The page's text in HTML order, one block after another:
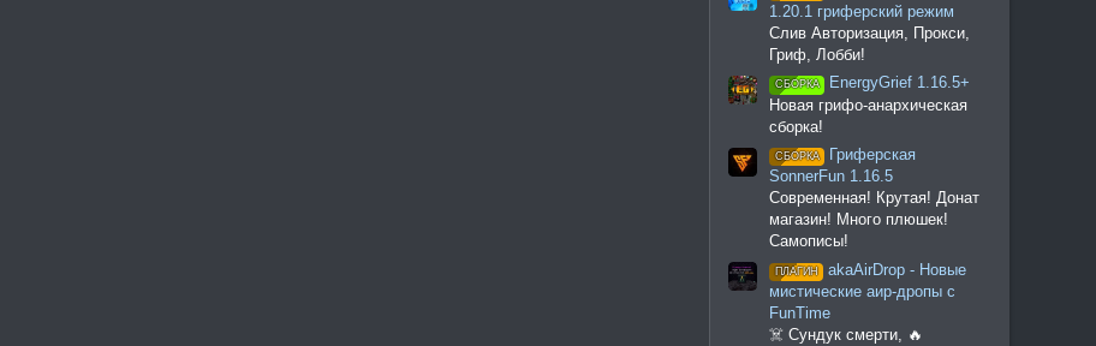
1.20.1 гриферский режим
Слив Авторизация, Прокси,
Гриф, Лобби!
СБОРКА
EnergyGrief 1.16.5+
Новая грифо-анархическая
сборка!
СБОРКА
Гриферская
SonnerFun 1.16.5
Современная! Крутая! Донат
магазин! Много плюшек!
Самописы!
ПЛАГИН
akaAirDrop - Новые
мистические аир-дропы с
FunTime
☠️ Сундук смерти, 🔥